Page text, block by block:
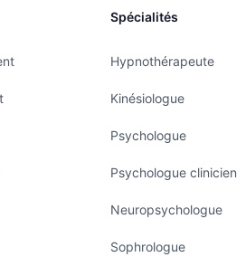
Spécialités
Hypnothérapeute
Kinésiologue
Psychologue
Psychologue clinicien
Neuropsychologue
Sophrologue